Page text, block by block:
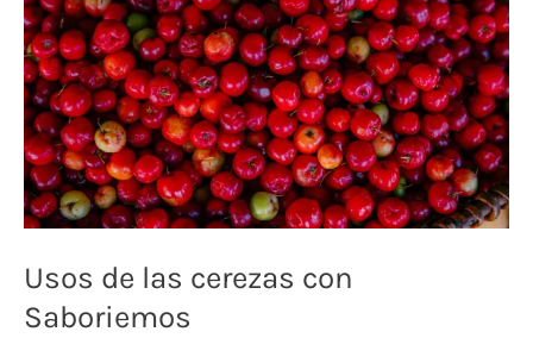
Usos de las cerezas con
Saboriemos
cerezas
con
Saboriemos